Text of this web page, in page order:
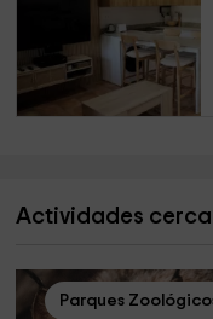
Actividades
Parques